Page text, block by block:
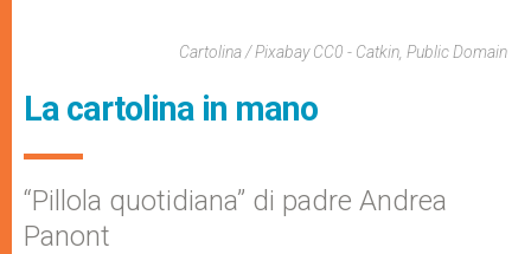
Cartolina / Pixabay CC0 - Catkin, Public Domain
La cartolina in mano
“Pillola quotidiana” di padre Andrea
Panont